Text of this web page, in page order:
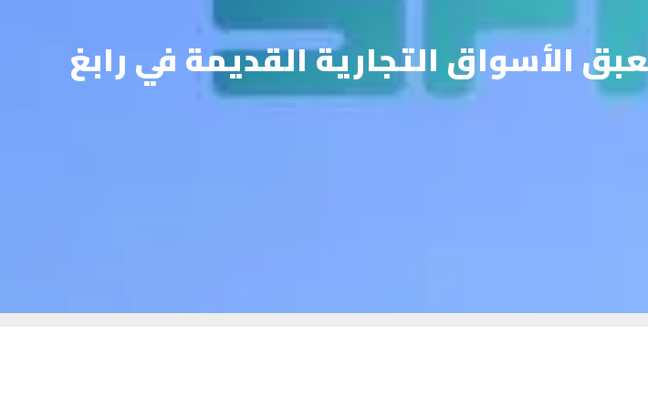
الأسواق التجارية القديمة في رابغ